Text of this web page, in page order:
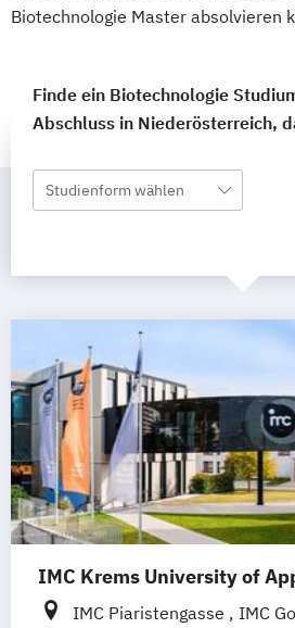
Biotechnologie Master absolvieren
Finde ein Biotechnologie
Abschluss in Niederösterreich,
Studienform wählen
IMC Krems University of
IMC Piaristengasse
IMC